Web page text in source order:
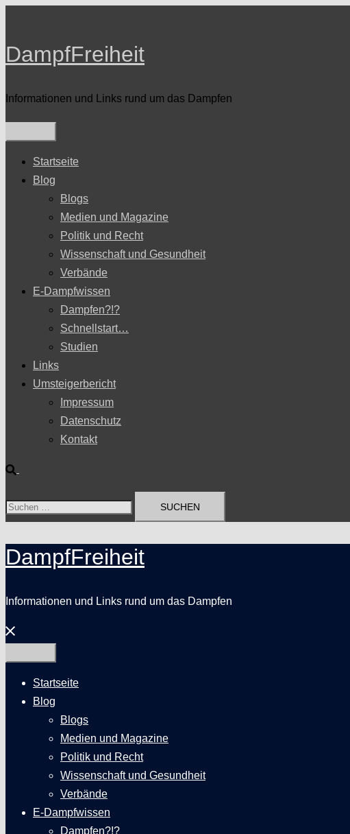
springen
DampfFreiheit
Informationen und Links rund um das Dampfen
Startseite
Blog
Blogs
Medien und Magazine
Politik und Recht
Wissenschaft und Gesundheit
Verbände
E-Dampfwissen
Dampfen?!?
Schnellstart…
Studien
Links
Umsteigerbericht
Impressum
Datenschutz
Kontakt
Suche
Suchen
DampfFreiheit
Informationen und Links rund um das Dampfen
Menü
schließen
Startseite
Blog
Blogs
Medien und Magazine
Politik und Recht
Wissenschaft und Gesundheit
Verbände
E-Dampfwissen
Dampfen?!?